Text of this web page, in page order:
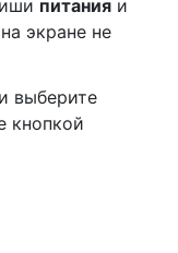
питания и
экране не
выберите
кнопкой